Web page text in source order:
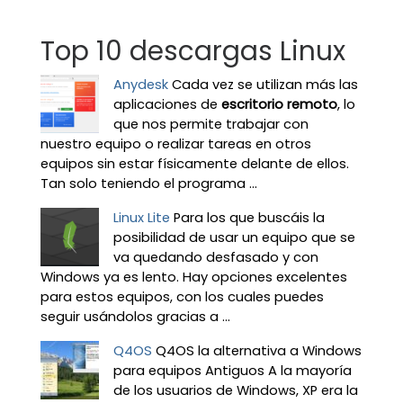
Top 10 descargas Linux
Anydesk Cada vez se utilizan más las
aplicaciones de escritorio remoto, lo
que nos permite trabajar con
nuestro equipo o realizar tareas en otros
equipos sin estar físicamente delante de ellos.
Tan solo teniendo el programa ...
Linux Lite Para los que buscáis la
posibilidad de usar un equipo que se
va quedando desfasado y con
Windows ya es lento. Hay opciones excelentes
para estos equipos, con los cuales puedes
seguir usándolos gracias a ...
Q4OS Q4OS la alternativa a Windows
para equipos Antiguos A la mayoría
de los usuarios de Windows, XP era la